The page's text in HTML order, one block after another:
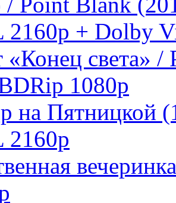
2160p + Dolby
«Конец света»
1080p
на Пятницкой
2160p